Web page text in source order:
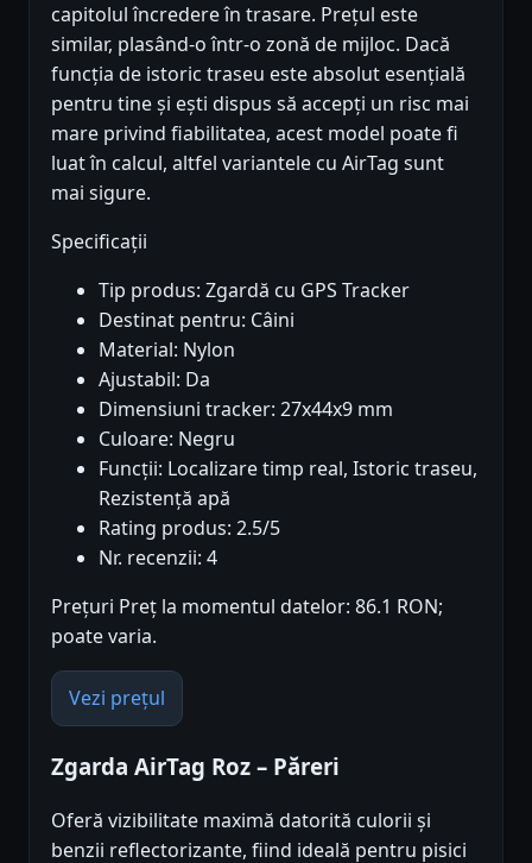
capitolul încredere în trasare. Prețul este
similar, plasând-o într-o zonă de mijloc. Dacă
funcția de istoric traseu este absolut esențială
pentru tine și ești dispus să accepți un risc mai
mare privind fiabilitatea, acest model poate fi
luat în calcul, altfel variantele cu AirTag sunt
mai sigure.
Specificații
Tip produs: Zgardă cu GPS Tracker
Destinat pentru: Câini
Material: Nylon
Ajustabil: Da
Dimensiuni tracker: 27x44x9 mm
Culoare: Negru
Funcții: Localizare timp real, Istoric traseu,
Rezistență apă
Rating produs: 2.5/5
Nr. recenzii: 4
Prețuri Preț la momentul datelor: 86.1 RON;
poate varia.
Vezi prețul
Zgarda AirTag Roz – Păreri
Oferă vizibilitate maximă datorită culorii și
benzii reflectorizante, fiind ideală pentru pisici